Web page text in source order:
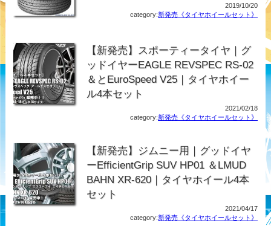
2019/10/20
category:新発売《タイヤホイールセット》
【新発売】スポーティータイヤ｜グ
ッドイヤーEAGLE REVSPEC RS-02
＆とEuroSpeed V25｜タイヤホイー
ル4本セット
2021/02/18
category:新発売《タイヤホイールセット》
【新発売】ジムニー用｜グッドイヤ
ーEfficientGrip SUV HP01 ＆LMUD
BAHN XR-620｜タイヤホイール4本
セット
2021/04/17
category:新発売《タイヤホイールセット》